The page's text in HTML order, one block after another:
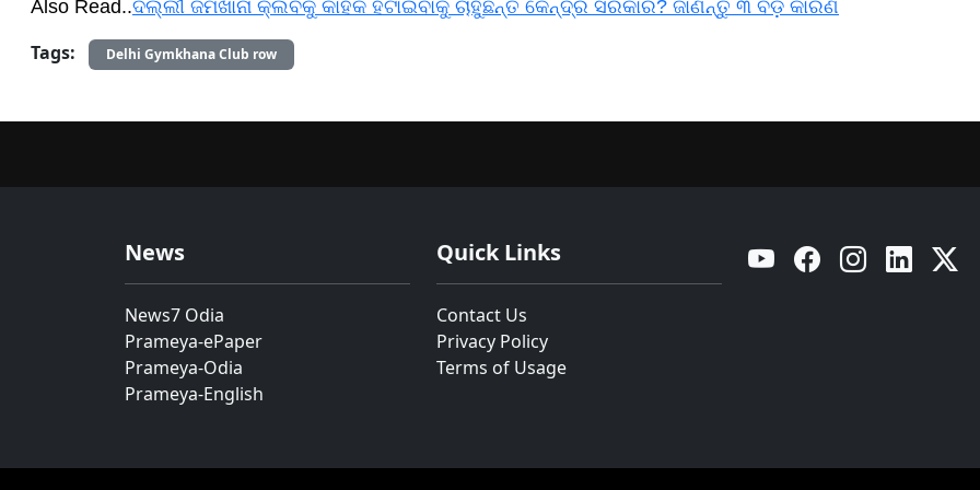
Also Read..ଦିଲ୍ଲୀ ଜିମଖାନା କ୍ଲବକୁ କାହିଁକି ହଟାଇବାକୁ ଚାହୁଁଛନ୍ତି କେନ୍ଦ୍ର ସରକାର? ଜାଣନ୍ତୁ ୩ ବଡ଼ କାରଣ
Tags: Delhi Gymkhana Club row
News
News7 Odia
Prameya-ePaper
Prameya-Odia
Prameya-English
Quick Links
Contact Us
Privacy Policy
Terms of Usage
YouTube Facebook Instagram